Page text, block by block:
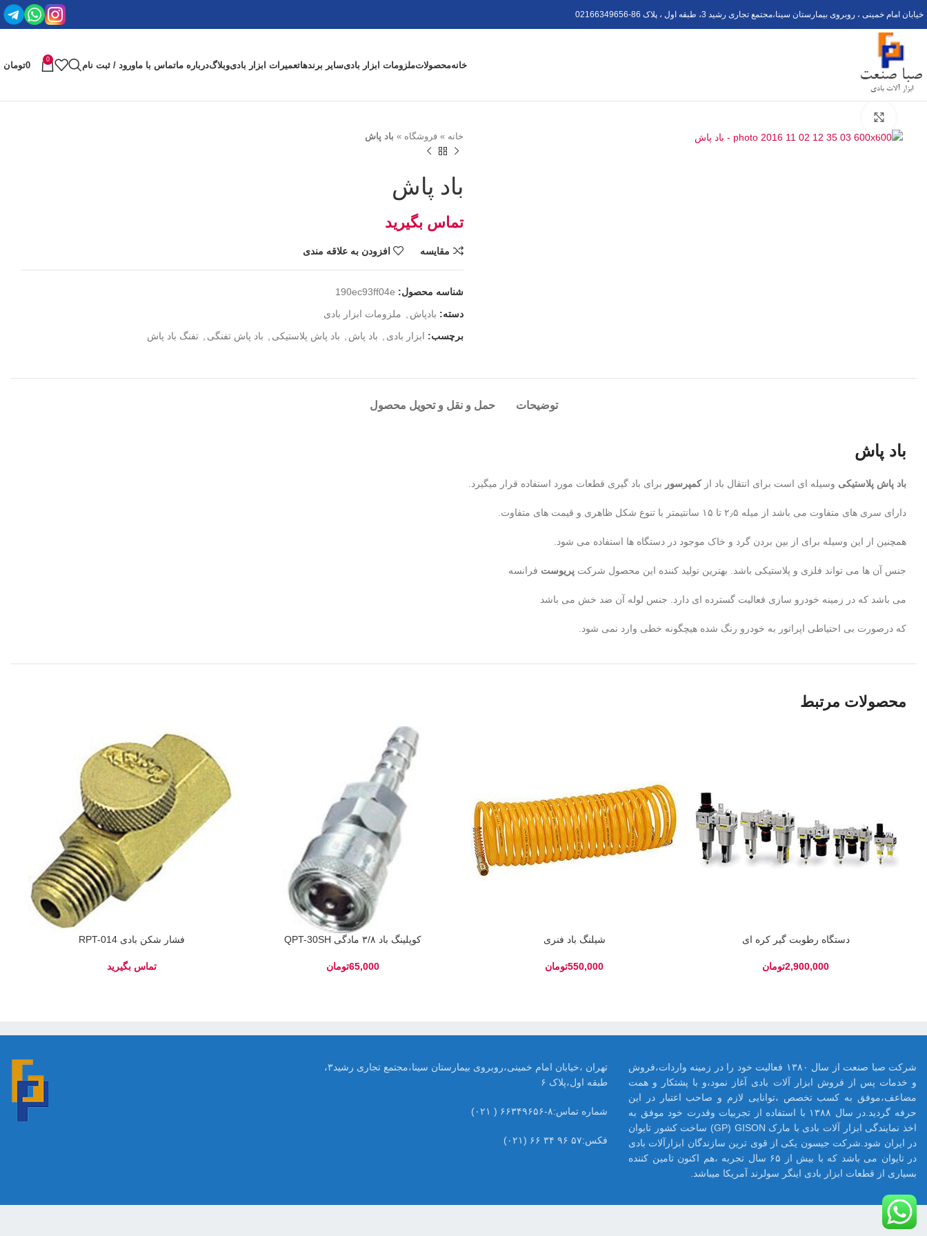
خیابان امام خمینی ، روبروی بیمارستان سینا،مجتمع تجاری رشید 3، طبقه اول ، پلاک 6 02166349656-8
خانهمحصولاتملزومات ابزار بادیسایر برندهاتعمیرات ابزار بادیوبلاگدرباره ماتماس با ماورود / ثبت نام
0
0تومان
خانه » فروشگاه » باد پاش
باد پاش
مقايسه افزودن به علاقه مندی
شناسه محصول: 190ec93ff04e
دسته: بادپاش
ملزومات ابزار بادی
برچسب: ابزار بادی باد پاش باد پاش پلاستیکی باد پاش تفنگی تفنگ باد پاش
توضیحات حمل و نقل و تحویل محصول
باد پاش
باد پاش پلاستیکی وسیله ای است برای انتقال باد ازکمپرسور برای باد گیری قطعات مورد استفاده قرار میگیرد.
دارای سری های متفاوت می باشد از میله ۲٫۵ تا ۱۵ سانتیمتر با تنوع شکل ظاهری و قیمت های متفاوت.
همچنین از این وسیله برای از بین بردن گرد و خاک موجود در دستگاه ها استفاده می شود.
جنس آن ها می تواند فلزی و پلاستیکی باشد. بهترین تولید کننده این محصول شرکت پریوست فرانسه
می باشد که در زمینه خودرو سازی فعالیت گسترده ای دارد. جنس لوله آن ضد خش می باشد
که درصورت بی احتیاطی اپراتور به خودرو رنگ شده هیچگونه خطی وارد نمی شود.
محصولات مرتبط
دستگاه رطوبت گیر کره ای
تومان
شیلنگ باد فنری
تومان
کوپلینگ باد ۳/۸ مادگی QPT-30SH
تومان
فشار شکن بادی RPT-014
تهران ،خیابان امام خمینی،روبروی بیمارستان سینا،مجتمع تجاری رشید۳،
طبقه اول،پلاک ۶
شماره تماس:۸-۶۶۳۴۹۶۵۶ ( ۰۲۱)
فکس:۵۷ ۹۶ ۳۴ ۶۶ (۰۲۱)
شرکت صبا صنعت از سال ۱۳۸۰ فعالیت خود را در زمینه واردات،فروش
و خدمات پس از فروش ابزار آلات بادی آغاز نمود،و با پشتکار و همت
مضاعف،موفق به کسب تخصص ،توانایی لازم و صاحب اعتبار در این
حرفه گردید.در سال ۱۳۸۸ با استفاده از تجربیات وقدرت خود موفق به
اخذ نمایندگی ابزار آلات بادی با مارک GP) GISON) ساخت کشور تایوان
در ایران شود.شرکت جیسون یکی از قوی ترین سازندگان ابزارآلات بادی
در تایوان می باشد که با بیش از ۶۵ سال تجربه ،هم اکنون تامین کننده
بسیاری از قطعات ابزار بادی اینگر سولرند آمریکا میباشد.